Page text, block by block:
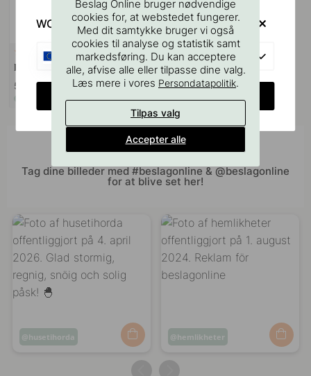
Dørgrebsstop - Sort 3st
55 kr
Bliv inspireret af andre
Tag dine billeder med #beslagonline & @beslagonline
for at blive set her!
Opslag
husetihorda
Opslag
hemlikheter
Beslag Online bruger nødvendige
cookies for, at webstedet fungerer.
Med dit samtykke bruger vi også
cookies til analyse og statistik samt
markedsføring. Du kan acceptere
alle, afvise alle eller tilpasse dine valg.
Læs mere i vores Persondatapolitik.
Tilpas valg
Accepter alle
WOULD YOU RATHER VISIT?
EU